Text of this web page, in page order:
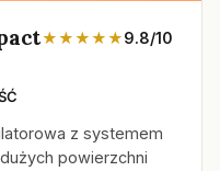
★★★★★9.8/10
z systemem
powierzchni